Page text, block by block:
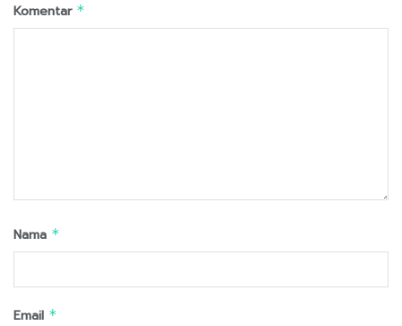
Komentar *
Nama *
Email *